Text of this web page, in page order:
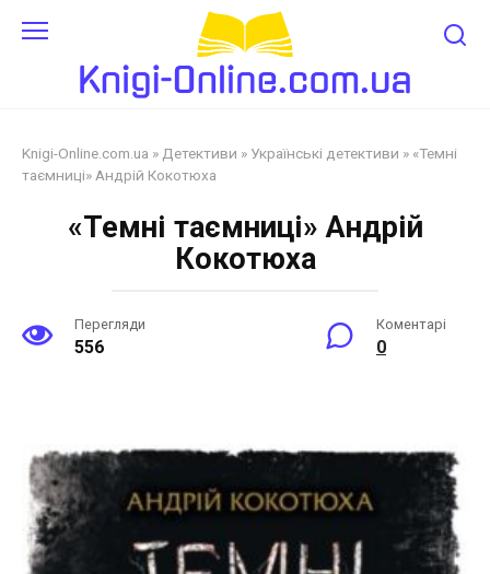
Knigi-Online.com.ua » Детективи » Українські детективи » «Темні
таємниці» Андрій Кокотюха
«Темні таємниці» Андрій
Кокотюха
Перегляди
556
Коментарі
0